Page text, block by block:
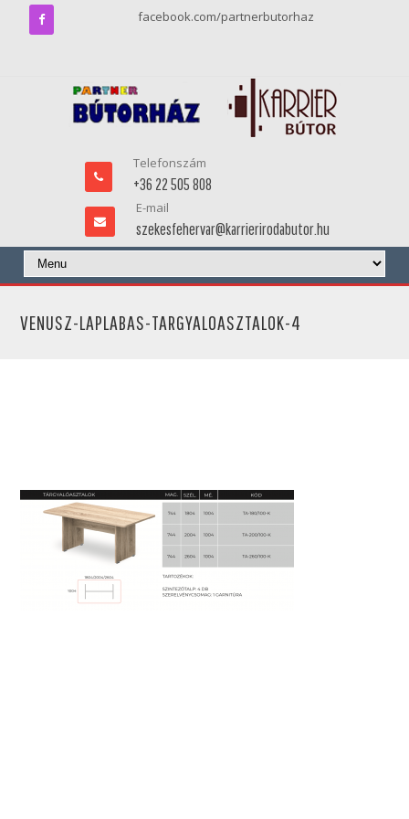
facebook.com/partnerbutorhaz
Telefonszám
+36 22 505 808
E-mail
szekesfehervar@karrierirodabutor.hu
VENUSZ-LAPLABAS-TARGYALOASZTALOK-4